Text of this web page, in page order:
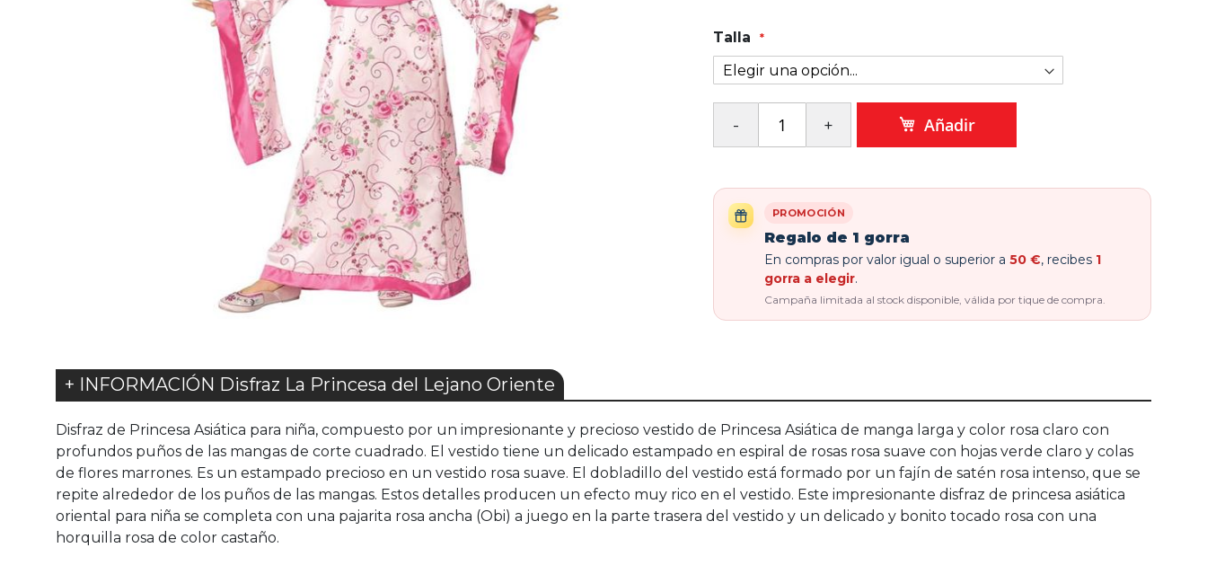
Talla
Añadir
PROMOCIÓN
Regalo de 1 gorra
En compras por valor igual o superior a 50 €, recibes 1
gorra a elegir.
Campaña limitada al stock disponible, válida por tique de compra.
+ INFORMACIÓN Disfraz La Princesa del Lejano Oriente
Disfraz de Princesa Asiática para niña, compuesto por un impresionante y precioso vestido de Princesa Asiática de manga larga y color rosa claro con
profundos puños de las mangas de corte cuadrado. El vestido tiene un delicado estampado en espiral de rosas rosa suave con hojas verde claro y colas
de flores marrones. Es un estampado precioso en un vestido rosa suave. El dobladillo del vestido está formado por un fajín de satén rosa intenso, que se
repite alrededor de los puños de las mangas. Estos detalles producen un efecto muy rico en el vestido. Este impresionante disfraz de princesa asiática
oriental para niña se completa con una pajarita rosa ancha (Obi) a juego en la parte trasera del vestido y un delicado y bonito tocado rosa con una
horquilla rosa de color castaño.